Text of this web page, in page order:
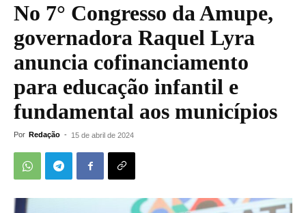
No 7° Congresso da Amupe,
governadora Raquel Lyra
anuncia cofinanciamento
para educação infantil e
fundamental aos municípios
Por Redação - 15 de abril de 2024